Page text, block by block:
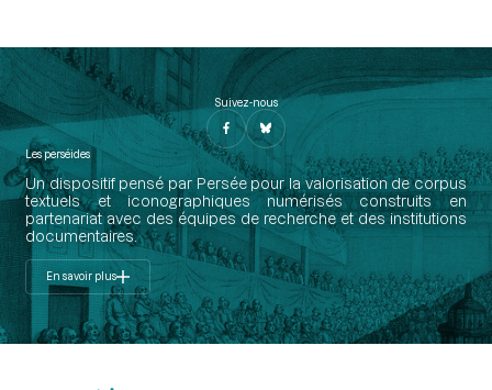
Suivez-nous
Les perséides
Un dispositif pensé par Persée pour la valorisation de corpus
textuels et iconographiques numérisés construits en
partenariat avec des équipes de recherche et des institutions
documentaires.
En savoir plus